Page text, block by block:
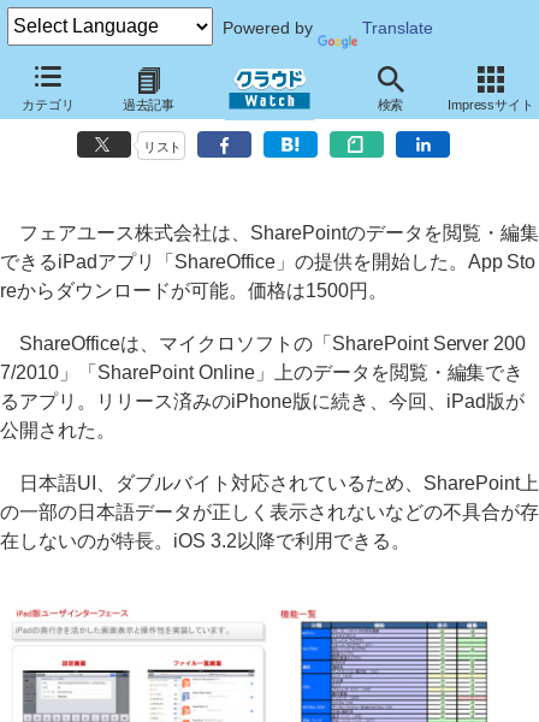
Powered by Translate
カテゴリ 過去記事 検索 Impressサイト
SharePointのデータを編集できる日本語版iPadアプリ
「ShareOffice」
リスト
フェアユース株式会社は、SharePointのデータを閲覧・編集
できるiPadアプリ「ShareOffice」の提供を開始した。App Sto
reからダウンロードが可能。価格は1500円。
ShareOfficeは、マイクロソフトの「SharePoint Server 200
7/2010」「SharePoint Online」上のデータを閲覧・編集でき
るアプリ。リリース済みのiPhone版に続き、今回、iPad版が
公開された。
日本語UI、ダブルバイト対応されているため、SharePoint上
の一部の日本語データが正しく表示されないなどの不具合が存
在しないのが特長。iOS 3.2以降で利用できる。